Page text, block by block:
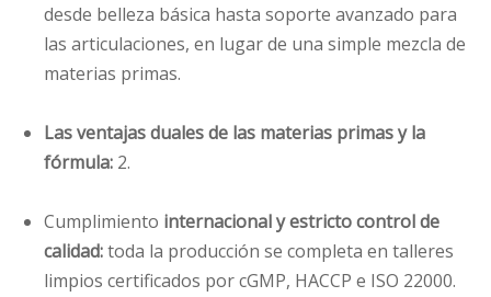
desde belleza básica hasta soporte avanzado para
las articulaciones, en lugar de una simple mezcla de
materias primas.
Las ventajas duales de las materias primas y la
fórmula: 2.
Cumplimiento internacional y estricto control de
calidad:toda la producción se completa en talleres
limpios certificados por cGMP, HACCP e ISO 22000.